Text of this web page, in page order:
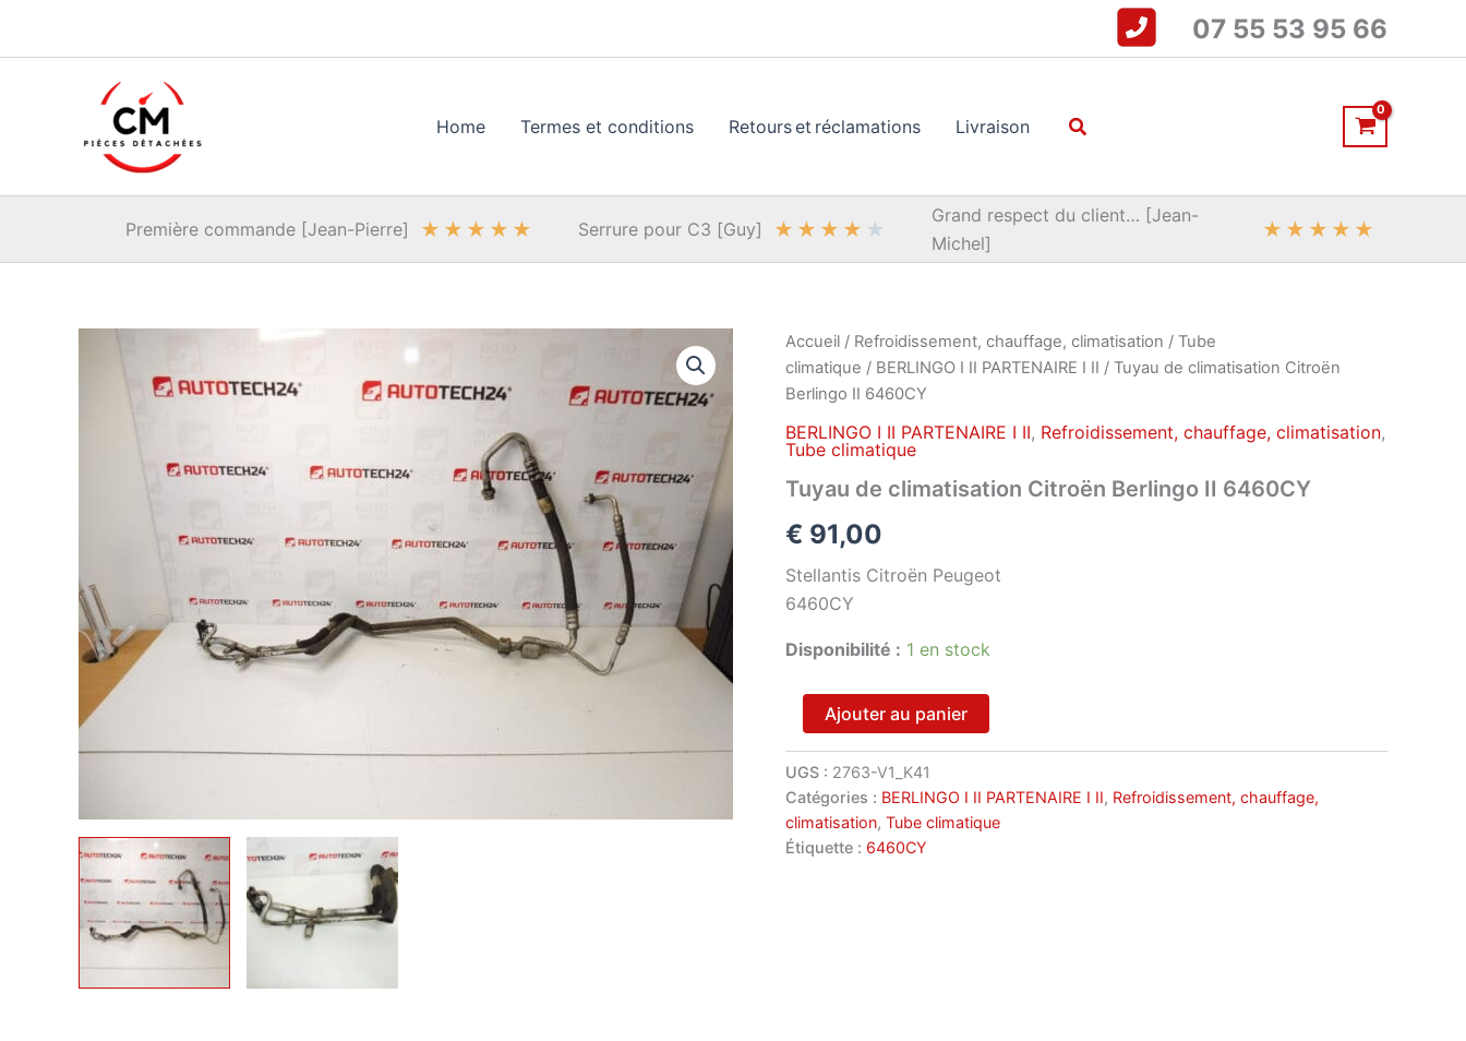
07 55 53 95 66
Home Termes et conditions Retours et réclamations Livraison Rechercher
Première commande [Jean-Pierre] ★ ★ ★ ★ ★ Serrure pour C3 [Guy] ★ ★ ★ ★ ★
Grand respect du client… [Jean-
Michel]
★ ★ ★ ★ ★
Accueil / Refroidissement, chauffage, climatisation / Tube
climatique / BERLINGO I II PARTENAIRE I II / Tuyau de climatisation Citroën
Berlingo II 6460CY
BERLINGO I II PARTENAIRE I II, Refroidissement, chauffage, climatisation,
Tube climatique
Tuyau de climatisation Citroën Berlingo II 6460CY
€ 91,00
Stellantis Citroën Peugeot
6460CY
Disponibilité : 1 en stock
quantité
Tuyau
de
climatisation
Citroën
Berlingo
II
Ajouter au panier
UGS : 2763-V1_K41
Catégories : BERLINGO I II PARTENAIRE I II, Refroidissement, chauffage,
climatisation, Tube climatique
Étiquette : 6460CY